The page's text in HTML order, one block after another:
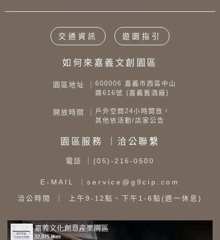
交通資訊 遊園指引
如何來嘉義文創園區
園區地址 ｜ 600006 嘉義市西區中山
路616號 (嘉義舊酒廠)
開放時間 ｜ 戶外空間24小時開放，
其他依活動/店家公告
園區服務 ｜洽公聯繫
電話 ｜(05)-216-0500
E-MAIL ｜service@g9cip.com
洽公時間 ｜ 上午9-12點、下午1-6點(週一休息)